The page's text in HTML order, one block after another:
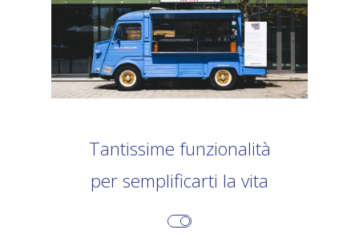
Tantissime funzionalità
per semplificarti la vita